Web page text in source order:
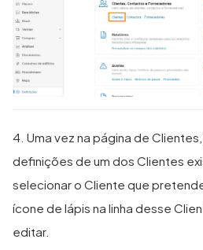
4. Uma vez na página de
definições de um dos Clientes
selecionar o Cliente que
ícone de lápis na linha desse
editar.